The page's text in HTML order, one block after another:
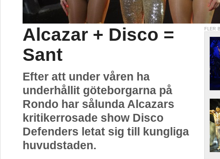
FLER
Alcazar + Disco =
Sant
Efter att under våren ha
underhållit göteborgarna på
Rondo har sålunda Alcazars
kritikerrosade show Disco
Defenders letat sig till kungliga
huvudstaden.